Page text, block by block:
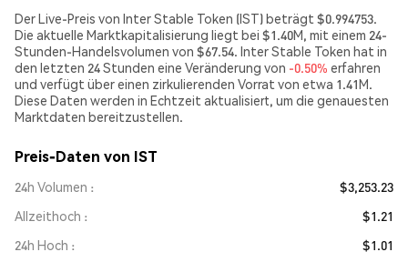
Der Live-Preis von Inter Stable Token (IST) beträgt $0.994753.
Die aktuelle Marktkapitalisierung liegt bei $1.40M, mit einem 24-
Stunden-Handelsvolumen von $67.54. Inter Stable Token hat in
den letzten 24 Stunden eine Veränderung von -0.50% erfahren
und verfügt über einen zirkulierenden Vorrat von etwa 1.41M.
Diese Daten werden in Echtzeit aktualisiert, um die genauesten
Marktdaten bereitzustellen.
Preis-Daten von IST
24h Volumen
$3,253.23
Allzeithoch
$1.21
24h Hoch
$1.01